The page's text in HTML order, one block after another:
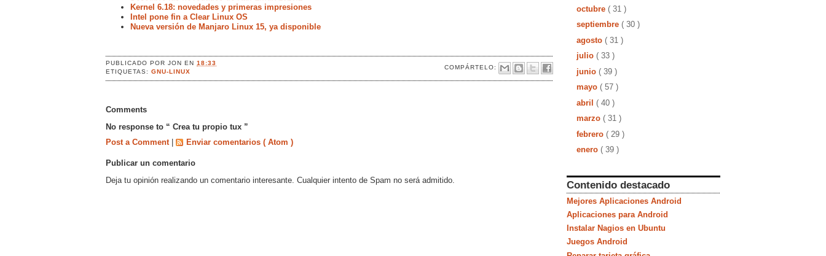
Kernel 6.18: novedades y primeras impresiones
Intel pone fin a Clear Linux OS
Nueva versión de Manjaro Linux 15, ya disponible
PUBLICADO PORJONEN18:33
COMPÁRTELO:
ETIQUETAS:GNU-LINUX
Comments
No response to “ Crea tu propio tux ”
Post a Comment
Enviar comentarios ( Atom )
Publicar un comentario
Deja tu opinión realizando un comentario interesante. Cualquier intento de Spam no será admitido.
octubre ( 31 )
septiembre ( 30 )
agosto ( 31 )
julio ( 33 )
junio ( 39 )
mayo ( 57 )
abril ( 40 )
marzo ( 31 )
febrero ( 29 )
enero ( 39 )
Contenido destacado
Mejores Aplicaciones Android
Aplicaciones para Android
Instalar Nagios en Ubuntu
Juegos Android